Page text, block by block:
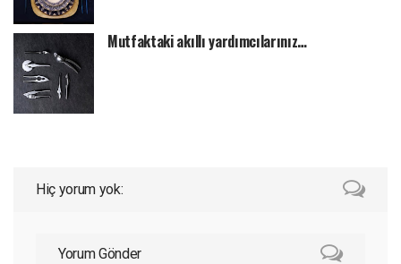
Mutfaktaki akıllı yardımcılarınız…
Hiç yorum yok:
Yorum Gönder